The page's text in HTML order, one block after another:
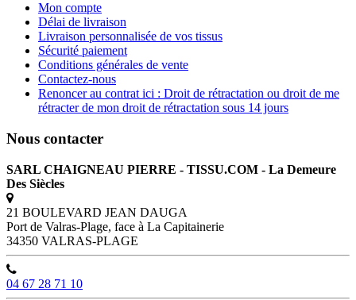
Mon compte
Délai de livraison
Livraison personnalisée de vos tissus
Sécurité paiement
Conditions générales de vente
Contactez-nous
Renoncer au contrat ici : Droit de rétractation ou droit de me
rétracter de mon droit de rétractation sous 14 jours
Nous contacter
SARL CHAIGNEAU PIERRE - TISSU.COM - La Demeure
Des Siècles
21 BOULEVARD JEAN DAUGA
Port de Valras-Plage, face à La Capitainerie
34350 VALRAS-PLAGE
04 67 28 71 10